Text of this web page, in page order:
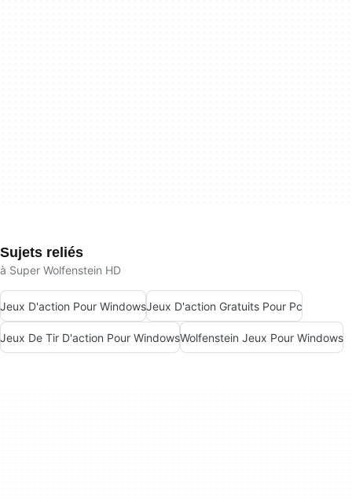
Sujets reliés
à Super Wolfenstein HD
Jeux D'action Pour WindowsJeux D'action Gratuits Pour Pc
Jeux De Tir D'action Pour WindowsWolfenstein Jeux Pour Windows